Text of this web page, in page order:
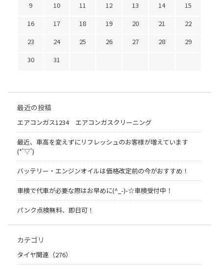
9
10 11 12 13 14
15
16
17 18 19 20 21
22
23
24 25 26 27 28
29
30
31
最近の投稿
エアコンガス1234 エアコンガスクリーニング
最近、車高を変えずにリフレッシュのお客様が増えています
(*'▽')
バッテリー・エンジンオイルは価格改定前の今がおすすめ！
車検で代車が必要な際はお早めに(^_-)-☆車検受付中！
パンク点検無料、即日可！
カテゴリ
タイヤ関連（276）